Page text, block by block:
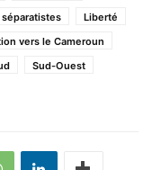
Liberté
vers le Cameroun
Sud-Ouest